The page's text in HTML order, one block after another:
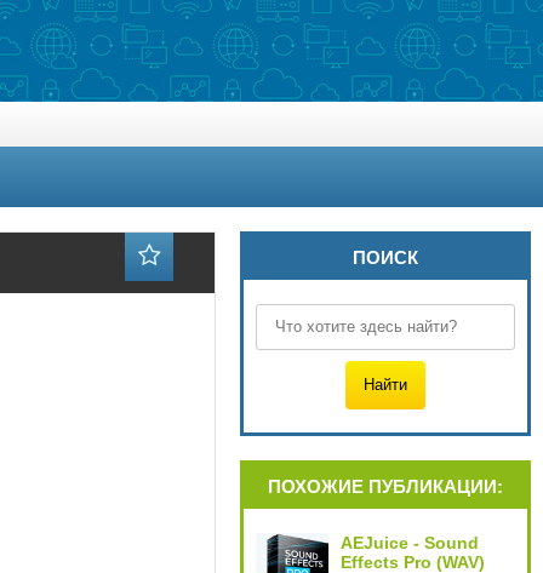
ПОИСК
ПОХОЖИЕ ПУБЛИКАЦИИ:
AEJuice - Sound
Effects Pro (WAV)